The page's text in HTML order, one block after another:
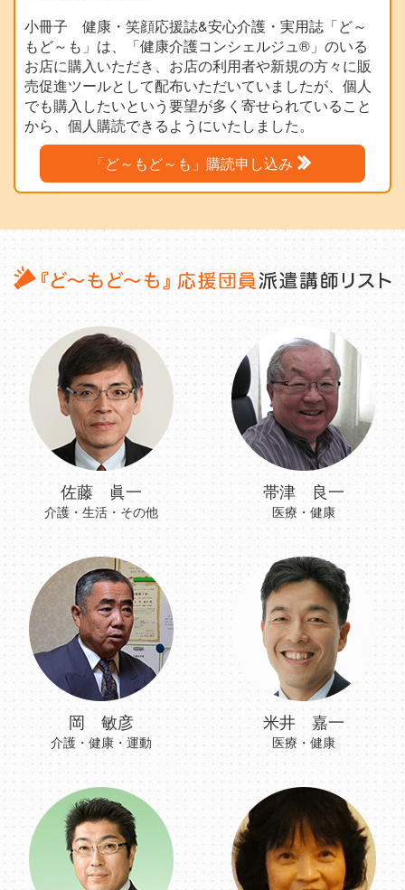
小冊子 健康・笑顔応援誌&安心介護・実用誌「ど～
もど～も」は、「健康介護コンシェルジュ®」のいる
お店に購入いただき、お店の利用者や新規の方々に販
売促進ツールとして配布いただいていましたが、個人
でも購入したいという要望が多く寄せられていること
から、個人購読できるようにいたしました。
「ど～もど～も」購読申し込み
佐藤 眞一
介護・生活・その他
帯津 良一
医療・健康
岡 敏彦
介護・健康・運動
米井 嘉一
医療・健康